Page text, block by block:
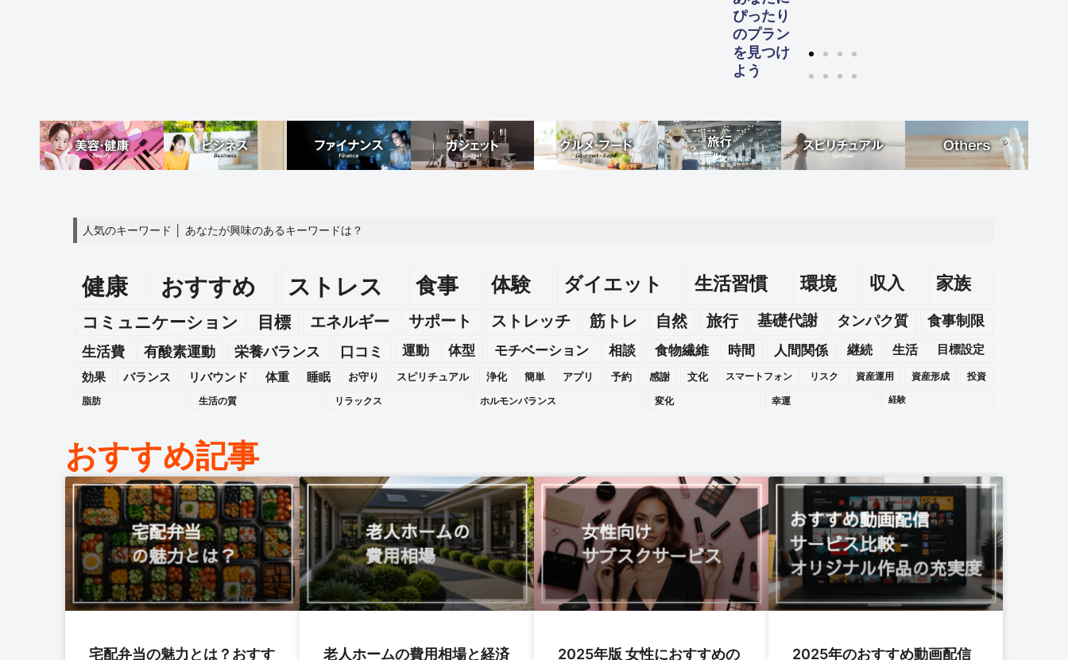
ぴったり
のプラン
を見つけ
よう
人気のキーワード │ あなたが興味のあるキーワードは？
健康 おすすめ ストレス 食事 体験 ダイエット 生活習慣 環境 収入 家族
コミュニケーション 目標 エネルギー サポート ストレッチ 筋トレ 自然 旅行 基礎代謝 タンパク質
食事制限
生活費
有酸素運動 栄養バランス 口コミ 運動 体型 モチベーション 相談 食物繊維 時間 人間関係 継続 生活
目標設定
効果
バランス リバウンド 体重 睡眠 お守り スピリチュアル 浄化 簡単 アプリ 予約 感謝 文化 スマートフォン リスク 資産運用 資産形成 投資
脂肪 生活の質 リラックス ホルモンバランス 変化 幸運 経験
おすすめ記事
宅配弁当の魅力とは？おすす
老人ホームの費用相場と経済
2025年版 女性におすすめの
2025年のおすすめ動画配信